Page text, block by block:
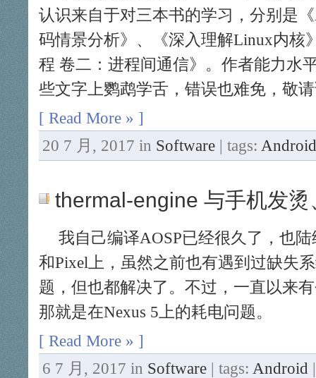
认识来自于对三本书的学习，分别是
码情景分析》、《深入理解Linux内核
程 卷二：进程间通信》。作者能力水
些文字上鹦鹉学舌，错误也难免，敬
[ Read More » ]
20 7 月, 2017 in Software | tags: Android
thermal-engine 与手机发烫
我自己编译AOSP已经很久了，也陆
和Pixel上，虽然之前也有遇到过缺失
题，但也都解决了。不过，一直以来
那就是在Nexus 5上的耗电问题。
[ Read More » ]
6 7 月, 2017 in Software | tags: Android